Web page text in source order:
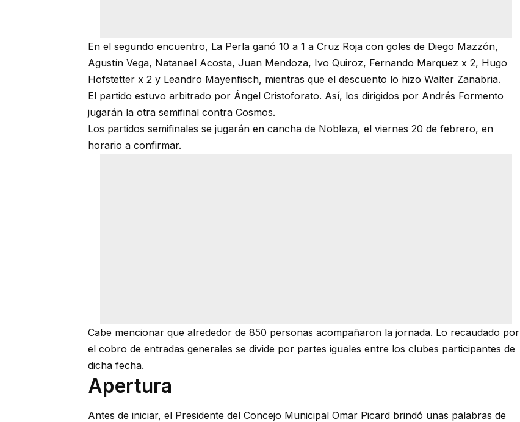
En el segundo encuentro, La Perla ganó 10 a 1 a Cruz Roja con goles de Diego Mazzón,
Agustín Vega, Natanael Acosta, Juan Mendoza, Ivo Quiroz, Fernando Marquez x 2, Hugo
Hofstetter x 2 y Leandro Mayenfisch, mientras que el descuento lo hizo Walter Zanabria.
El partido estuvo arbitrado por Ángel Cristoforato. Así, los dirigidos por Andrés Formento
jugarán la otra semifinal contra Cosmos.
Los partidos semifinales se jugarán en cancha de Nobleza, el viernes 20 de febrero, en
horario a confirmar.
Cabe mencionar que alrededor de 850 personas acompañaron la jornada. Lo recaudado por
el cobro de entradas generales se divide por partes iguales entre los clubes participantes de
dicha fecha.
Apertura
Antes de iniciar, el Presidente del Concejo Municipal Omar Picard brindó unas palabras de